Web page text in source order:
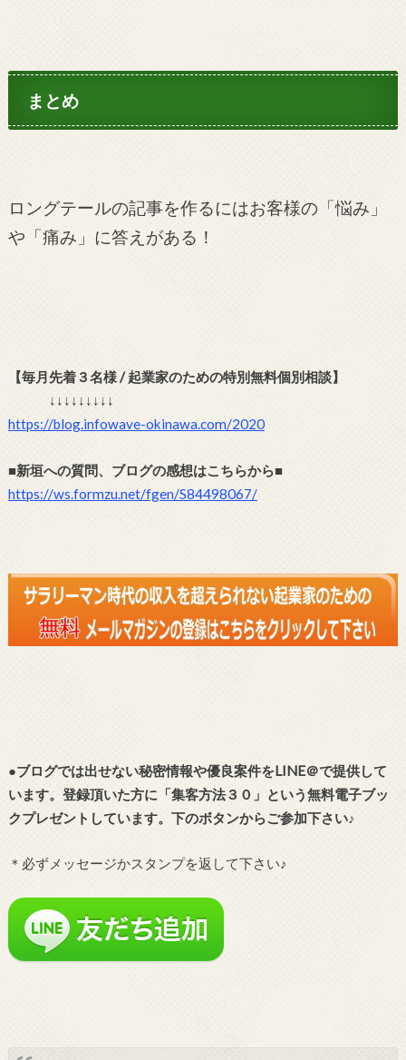
まとめ
ロングテールの記事を作るにはお客様の「悩み」
や「痛み」に答えがある！
【毎月先着３名様 / 起業家のための特別無料個別相談】
↓↓↓↓↓↓↓↓↓
https://blog.infowave-okinawa.com/2020
■新垣への質問、ブログの感想はこちらから■
https://ws.formzu.net/fgen/S84498067/
●ブログでは出せない秘密情報や優良案件をLINE＠で提供して
います。登録頂いた方に「集客方法３０」という無料電子ブッ
クプレゼントしています。下のボタンからご参加下さい♪
＊必ずメッセージかスタンプを返して下さい♪